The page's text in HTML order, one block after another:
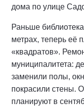
дома по улице
Раньше
метрах, теперь
«квадратов».
муниципалитета:
заменили полы,
покрасили стены.
планируют в